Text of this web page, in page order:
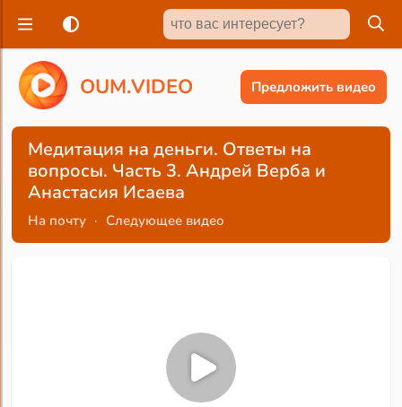
OUM.VIDEO Предложить видео
Медитация на деньги. Ответы на
вопросы. Часть 3. Андрей Верба и
Анастасия Исаева
На почту · Следующее видео